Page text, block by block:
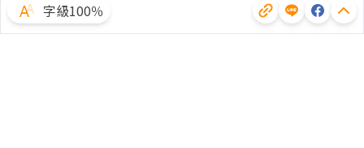
字級100％